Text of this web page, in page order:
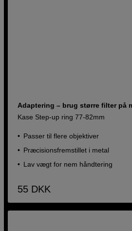
Adaptering – brug større filter på
Kase Step-up ring 77-82mm
Passer til flere objektiver
Præcisionsfremstillet i metal
Lav vægt for nem håndtering
55 DKK